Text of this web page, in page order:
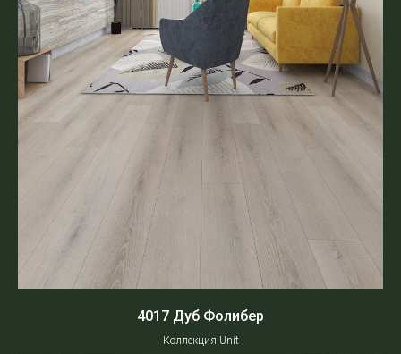
4017 Дуб Фолибер
Коллекция Unit